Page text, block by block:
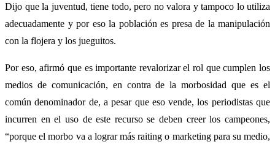
Dijo que la juventud, tiene todo, pero no valora y tampoco lo utiliza
adecuadamente y por eso la población es presa de la manipulación
con la flojera y los jueguitos.
Por eso, afirmó que es importante revalorizar el rol que cumplen los
medios de comunicación, en contra de la morbosidad que es el
común denominador de, a pesar que eso vende, los periodistas que
incurren en el uso de este recurso se deben creer los campeones,
“porque el morbo va a lograr más raiting o marketing para su medio,